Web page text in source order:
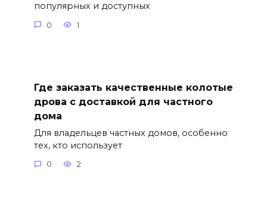
популярных и доступных
0 1
Где заказать качественные колотые
дрова с доставкой для частного
дома
Для владельцев частных домов, особенно
тех, кто использует
0 2